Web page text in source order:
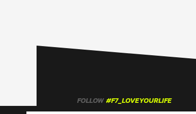
FOLLOW #F7_LOVEYOURLIFE